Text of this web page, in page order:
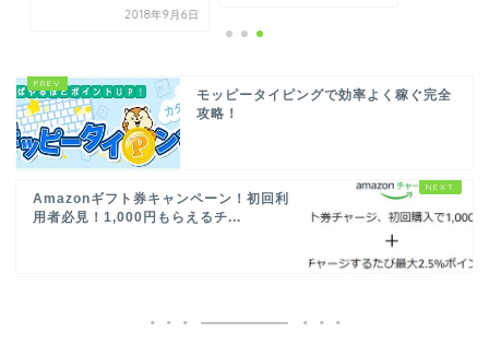
2018年9月6日
モッピータイピングで効率よく稼ぐ完全
攻略！
Amazonギフト券キャンペーン！初回利
用者必見！1,000円もらえるチ...